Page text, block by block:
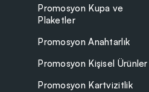
Promosyon Kupa ve
Plaketler
Promosyon Anahtarlık
Promosyon Kişisel Ürünler
Promosyon Kartvizitlik